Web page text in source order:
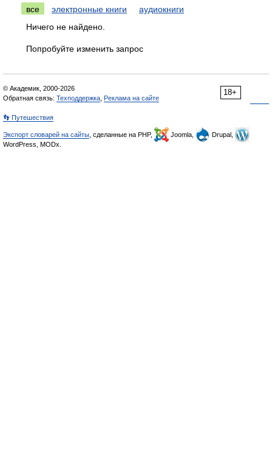
все
электронные книги
аудиокниги
Ничего не найдено.
Попробуйте изменить запрос
18+
© Академик, 2000-2026
Обратная связь: Техподдержка Реклама на сайте
👣 Путешествия
Экспорт словарей на сайты , сделанные на PHP, Joomla,
Drupal,
WordPress, MODx.